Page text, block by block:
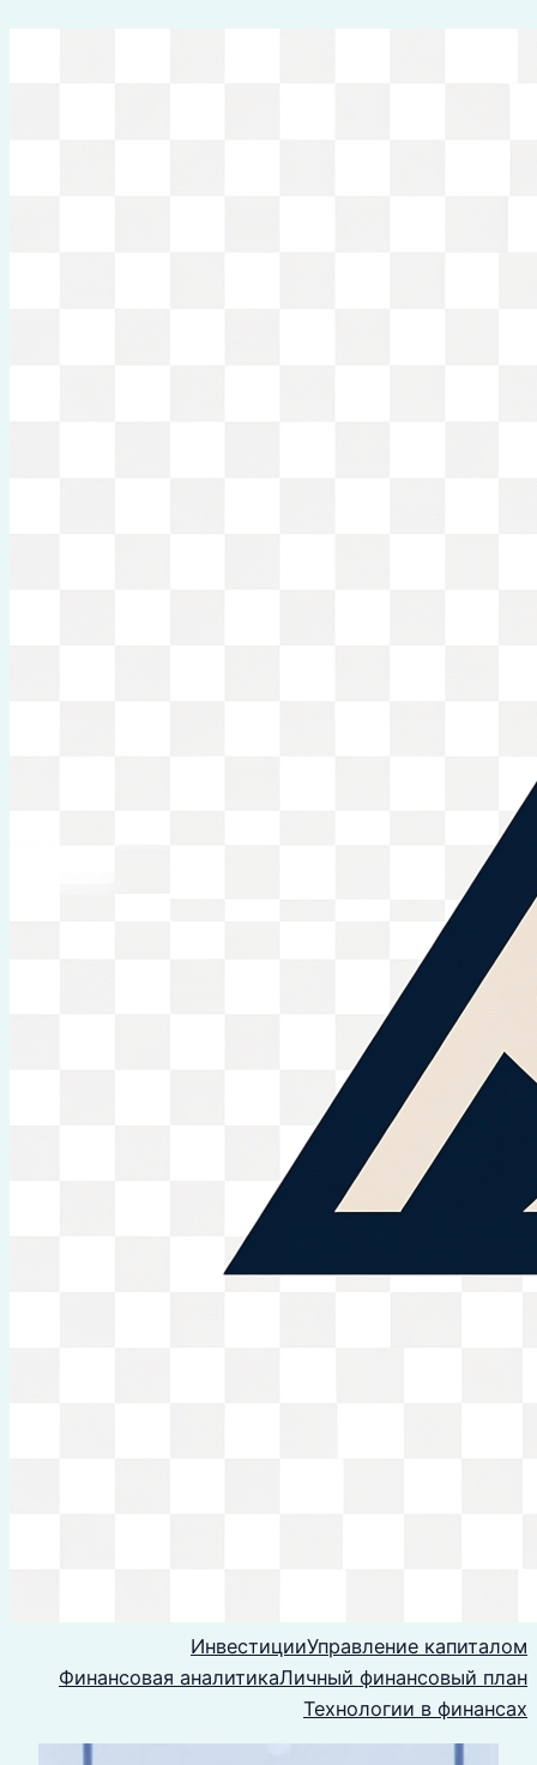
ИнвестицииУправление капиталом
Финансовая аналитикаЛичный финансовый план
Технологии в финансах